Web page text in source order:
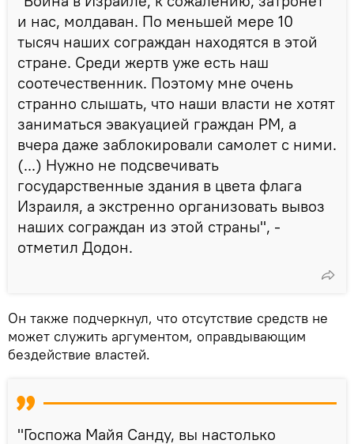
и нас, молдаван. По меньшей мере 10
тысяч наших сограждан находятся в этой
стране. Среди жертв уже есть наш
соотечественник. Поэтому мне очень
странно слышать, что наши власти не хотят
заниматься эвакуацией граждан РМ, а
вчера даже заблокировали самолет с ними.
(...) Нужно не подсвечивать
государственные здания в цвета флага
Израиля, а экстренно организовать вывоз
наших сограждан из этой страны", -
отметил Додон.
Он также подчеркнул, что отсутствие средств не
может служить аргументом, оправдывающим
бездействие властей.
"Госпожа Майя Санду, вы настолько